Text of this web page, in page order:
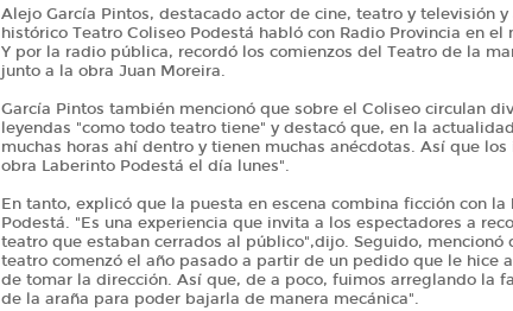
Alejo García Pintos, destacado actor de cine, teatro y televisión
histórico Teatro Coliseo Podestá habló con Radio Provincia en el
Y por la radio pública, recordó los comienzos del Teatro de la
junto a la obra Juan Moreira.
García Pintos también mencionó que sobre el Coliseo circulan
leyendas "como todo teatro tiene" y destacó que, en la
muchas horas ahí dentro y tienen muchas anécdotas. Así que
obra Laberinto Podestá el día lunes".
En tanto, explicó que la puesta en escena combina ficción con
Podestá. "Es una experiencia que invita a los espectadores a
teatro que estaban cerrados al público",dijo. Seguido, mencionó
teatro comenzó el año pasado a partir de un pedido que le hice
de tomar la dirección. Así que, de a poco, fuimos arreglando la
de la araña para poder bajarla de manera mecánica".